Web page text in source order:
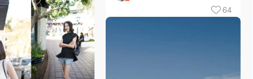
64